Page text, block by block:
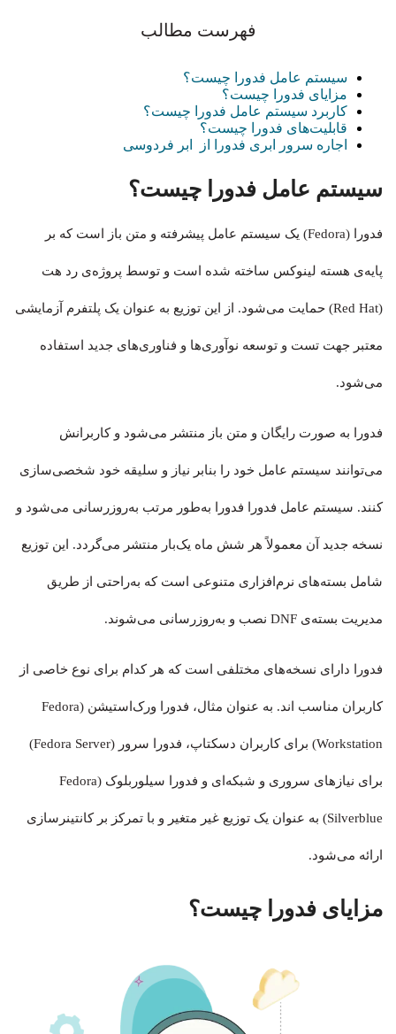
فهرست مطالب
سیستم‌ عامل فدورا چیست؟
مزایای فدورا چیست؟
کاربرد سیستم عامل فدورا چیست؟
قابلیت‌های فدورا چیست؟
اجاره سرور ابری فدورا از ابر فردوسی
سیستم‌ عامل فدورا چیست؟
فدورا (Fedora) یک سیستم عامل پیشرفته و متن باز است که بر
پایه‌ی هسته‌ لینوکس ساخته شده است و توسط پروژه‌ی رد هت
(Red Hat) حمایت می‌شود. از این توزیع به عنوان یک پلتفرم آزمایشی
معتبر جهت تست و توسعه نوآوری‌ها و فناوری‌های جدید استفاده
می‌شود.
فدورا به‌ صورت رایگان و متن باز منتشر می‌شود و کاربرانش
می‌توانند سیستم‌ عامل خود را بنابر نیاز و سلیقه‌ خود شخصی‌سازی
کنند. سیستم عامل فدورا فدورا به‌طور مرتب به‌روزرسانی می‌شود و
نسخه‌ جدید آن معمولاً هر شش ماه یک‌بار منتشر می‌گردد. این توزیع
شامل بسته‌های نرم‌افزاری متنوعی است که به‌راحتی از طریق
مدیریت بسته‌ی DNF نصب و به‌روزرسانی می‌شوند.
فدورا دارای نسخه‌های مختلفی است که هر کدام برای نوع خاصی از
کاربران مناسب اند. به عنوان مثال، فدورا ورک‌استیشن (Fedora
Workstation) برای کاربران دسکتاپ، فدورا سرور (Fedora Server)
برای نیازهای سروری و شبکه‌ای و فدورا سیلوربلوک (Fedora
Silverblue) به عنوان یک توزیع غیر متغیر و با تمرکز بر کانتینرسازی
ارائه می‌شود.
مزایای فدورا چیست؟